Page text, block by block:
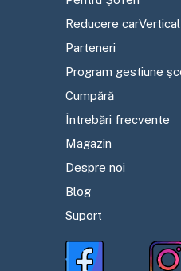
Reducere carVertical
Parteneri
Program gestiune
Cumpără
Întrebări frecvente
Magazin
Despre noi
Blog
Suport